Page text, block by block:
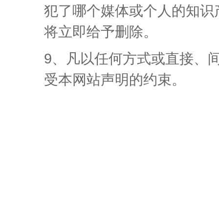
犯了哪个媒体或个人的知
将立即给予删除。
9、凡以任何方式或直接、
受本网站声明的约束。